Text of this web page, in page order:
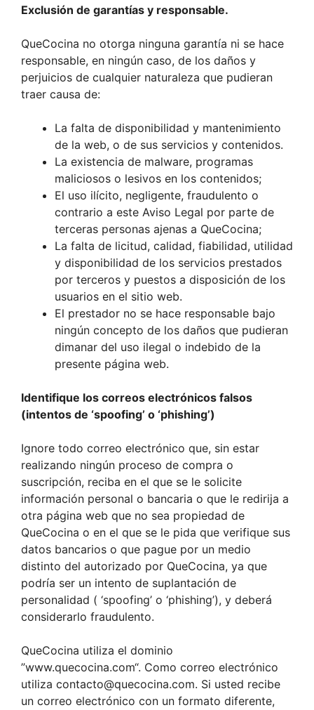
Exclusión de garantías y responsable.
QueCocina no otorga ninguna garantía ni se hace
responsable, en ningún caso, de los daños y
perjuicios de cualquier naturaleza que pudieran
traer causa de:
La falta de disponibilidad y mantenimiento
de la web, o de sus servicios y contenidos.
La existencia de malware, programas
maliciosos o lesivos en los contenidos;
El uso ilícito, negligente, fraudulento o
contrario a este Aviso Legal por parte de
terceras personas ajenas a QueCocina;
La falta de licitud, calidad, fiabilidad, utilidad
y disponibilidad de los servicios prestados
por terceros y puestos a disposición de los
usuarios en el sitio web.
El prestador no se hace responsable bajo
ningún concepto de los daños que pudieran
dimanar del uso ilegal o indebido de la
presente página web.
Identifique los correos electrónicos falsos
(intentos de ‘spoofing’ o ‘phishing’)
Ignore todo correo electrónico que, sin estar
realizando ningún proceso de compra o
suscripción, reciba en el que se le solicite
información personal o bancaria o que le redirija a
otra página web que no sea propiedad de
QueCocina o en el que se le pida que verifique sus
datos bancarios o que pague por un medio
distinto del autorizado por QueCocina, ya que
podría ser un intento de suplantación de
personalidad ( ‘spoofing’ o ‘phishing’), y deberá
considerarlo fraudulento.
QueCocina utiliza el dominio
”www.quecocina.com“. Como correo electrónico
utiliza contacto@quecocina.com. Si usted recibe
un correo electrónico con un formato diferente,